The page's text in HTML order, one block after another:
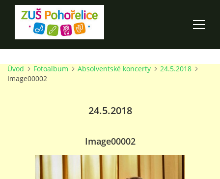
ÚVOD
O ŠKOLE
Úvod Fotoalbum Absolventské koncerty
24.5.2018
Image00002
24.5.2018
Image00002